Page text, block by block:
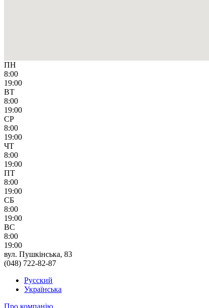
ПН
8:00
19:00
ВТ
8:00
19:00
СР
8:00
19:00
ЧТ
8:00
19:00
ПТ
8:00
19:00
СБ
8:00
19:00
ВС
8:00
19:00
вул. Пушкінська, 83
(048) 722-82-87
Русский
Українська
Про компанію